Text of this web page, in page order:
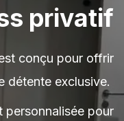
privatif
conçu pour offrir
détente exclusive.
personnalisée pour